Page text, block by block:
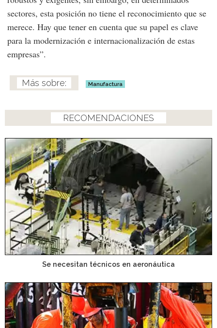
sectores, esta posición no tiene el reconocimiento que se
merece. Hay que tener en cuenta que su papel es clave
para la modernización e internacionalización de estas
empresas”.
Manufactura
RECOMENDACIONES
Se necesitan técnicos en aeronáutica